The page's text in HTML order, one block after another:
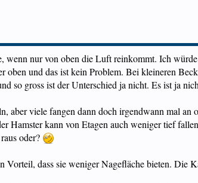
nur von oben die Luft reinkommt. Ich
oben und das ist kein Problem. Bei kleineren
so gross ist der Unterschied ja nicht. Es ist ja
aber viele fangen dann doch irgendwann mal an
Hamster kann von Etagen auch weniger tief
oder?
dass sie weniger Nagefläche bieten. Die